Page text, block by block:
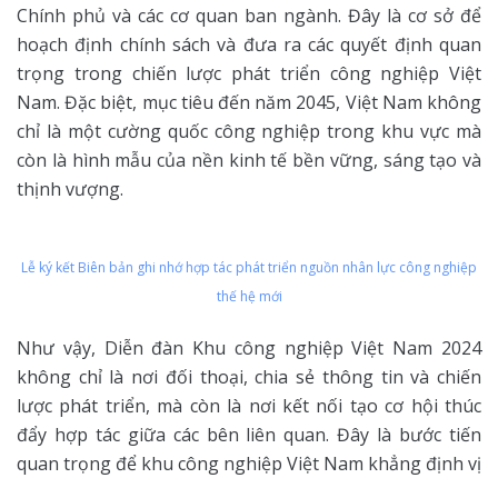
Chính phủ và các cơ quan ban ngành. Đây là cơ sở để
hoạch định chính sách và đưa ra các quyết định quan
trọng trong chiến lược phát triển công nghiệp Việt
Nam. Đặc biệt, mục tiêu đến năm 2045, Việt Nam không
chỉ là một cường quốc công nghiệp trong khu vực mà
còn là hình mẫu của nền kinh tế bền vững, sáng tạo và
thịnh vượng.
Lễ ký kết Biên bản ghi nhớ hợp tác phát triển nguồn nhân lực công nghiệp
thế hệ mới
Như vậy, Diễn đàn Khu công nghiệp Việt Nam 2024
không chỉ là nơi đối thoại, chia sẻ thông tin và chiến
lược phát triển, mà còn là nơi kết nối tạo cơ hội thúc
đẩy hợp tác giữa các bên liên quan. Đây là bước tiến
quan trọng để khu công nghiệp Việt Nam khẳng định vị